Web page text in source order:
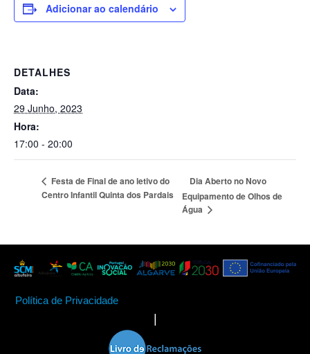
Adicionar ao calendário
DETALHES
Data:
29 Junho, 2023
Hora:
17:00 - 20:00
Festa de Final de ano letivo do
Centro Infantil Quinta dos Pardais
Dia Aberto no Novo
Equipamento de Olhos de
Água
Política de Privacidade
|